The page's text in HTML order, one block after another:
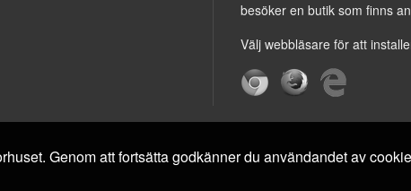
besöker en butik som finns
Välj webbläsare för att
Genom att fortsätta godkänner du användandet av